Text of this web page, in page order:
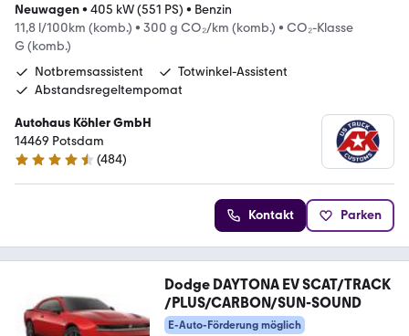
Neuwagen• 405 kW (551 PS) • Benzin
11,8 l/100km (komb.) • 300 g CO₂/km (komb.) • CO₂-Klasse
G (komb.)
Notbremsassistent
Totwinkel-Assistent
Abstandsregeltempomat
Autohaus Köhler GmbH
14469 Potsdam
4.7 Sterne
(484)
Kontakt Parken
Dodge DAYTONA EV SCAT/TRACK
/PLUS/CARBON/SUN-SOUND
E-Auto-Förderung möglich